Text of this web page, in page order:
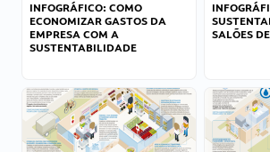
INFOGRÁFICO: COMO
ECONOMIZAR GASTOS DA
EMPRESA COM A
SUSTENTABILIDADE
SALÕES